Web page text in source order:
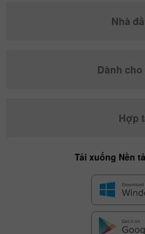
Nhà
Dành
Hợp
Tải xuống Nền